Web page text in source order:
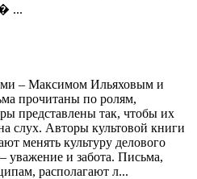
...
– Максимом Ильяховым и
прочитаны по ролям,
представлены так, чтобы их
слух. Авторы культовой книги
менять культуру делового
и забота. Письма,
располагают л...